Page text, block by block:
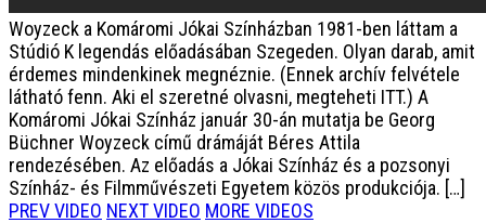
Woyzeck a Komáromi Jókai Színházban 1981-ben láttam a
Stúdió K legendás előadásában Szegeden. Olyan darab, amit
érdemes mindenkinek megnéznie. (Ennek archív felvétele
látható fenn. Aki el szeretné olvasni, megteheti ITT.) A
Komáromi Jókai Színház január 30-án mutatja be Georg
Büchner Woyzeck című drámáját Béres Attila
rendezésében. Az előadás a Jókai Színház és a pozsonyi
Színház- és Filmművészeti Egyetem közös produkciója. […]
PREV VIDEO NEXT VIDEO MORE VIDEOS